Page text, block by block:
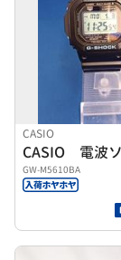
CASIO
GW-M5610BA